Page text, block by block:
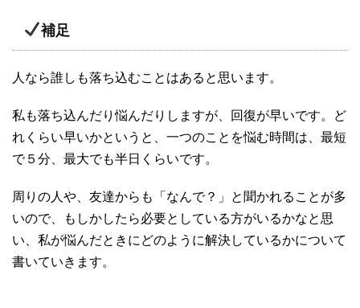
補足
人なら誰しも落ち込むことはあると思います。
私も落ち込んだり悩んだりしますが、回復が早いです。ど
れくらい早いかというと、一つのことを悩む時間は、最短
で５分、最大でも半日くらいです。
周りの人や、友達からも「なんで？」と聞かれることが多
いので、もしかしたら必要としている方がいるかなと思
い、私が悩んだときにどのように解決しているかについて
書いていきます。